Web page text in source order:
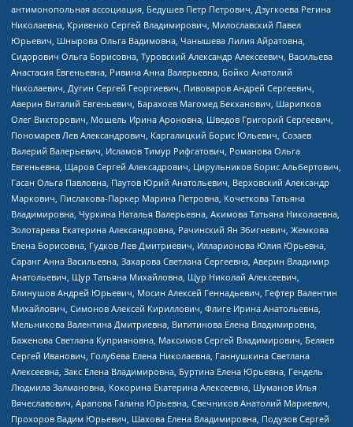
антимонопольная ассоциация, Бедушев Петр Петрович, Дзугкоева Регина
Николаевна, Кривенко Сергей Владимирович, Милославский Павел
Юрьевич, Шнырова Ольга Вадимовна, Чанышева Лилия Айратовна,
Сидорович Ольга Борисовна, Туровский Александр Алексеевич, Васильева
Анастасия Евгеньевна, Ривина Анна Валерьевна, Бойко Анатолий
Николаевич, Дугин Сергей Георгиевич, Пивоваров Андрей Сергеевич,
Аверин Виталий Евгеньевич, Барахоев Магомед Бекханович, Шарипков
Олег Викторович, Мошель Ирина Ароновна, Шведов Григорий Сергеевич,
Пономарев Лев Александрович, Каргалицкий Борис Юльевич, Созаев
Валерий Валерьевич, Исламов Тимур Рифгатович, Романова Ольга
Евгеньевна, Щаров Сергей Алексадрович, Цирульников Борис Альбертович,
Гасан Ольга Павловна, Паутов Юрий Анатольевич, Верховский Александр
Маркович, Пислакова-Паркер Марина Петровна, Кочеткова Татьяна
Владимировна, Чуркина Наталья Валерьевна, Акимова Татьяна Николаевна,
Золотарева Екатерина Александровна, Рачинский Ян Збигневич, Жемкова
Елена Борисовна, Гудков Лев Дмитриевич, Илларионова Юлия Юрьевна,
Саранг Анна Васильевна, Захарова Светлана Сергеевна, Аверин Владимир
Анатольевич, Щур Татьяна Михайловна, Щур Николай Алексеевич,
Блинушов Андрей Юрьевич, Мосин Алексей Геннадьевич, Гефтер Валентин
Михайлович, Симонов Алексей Кириллович, Флиге Ирина Анатольевна,
Мельникова Валентина Дмитриевна, Вититинова Елена Владимировна,
Баженова Светлана Куприяновна, Максимов Сергей Владимирович, Беляев
Сергей Иванович, Голубева Елена Николаевна, Ганнушкина Светлана
Алексеевна, Закс Елена Владимировна, Буртина Елена Юрьевна, Гендель
Людмила Залмановна, Кокорина Екатерина Алексеевна, Шуманов Илья
Вячеславович, Арапова Галина Юрьевна, Свечников Анатолий Мариевич,
Прохоров Вадим Юрьевич, Шахова Елена Владимировна, Подузов Сергей